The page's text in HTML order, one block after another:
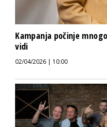
Kampanja počinje
vidi
02/04/2026 | 10:00